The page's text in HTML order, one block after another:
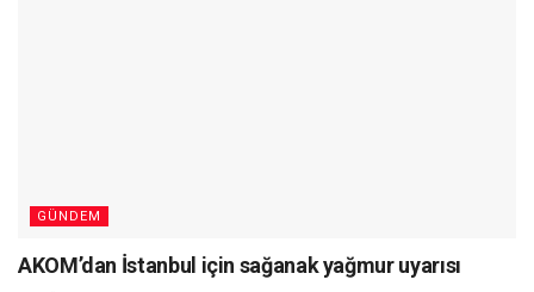
GÜNDEM
AKOM’dan İstanbul için sağanak yağmur uyarısı